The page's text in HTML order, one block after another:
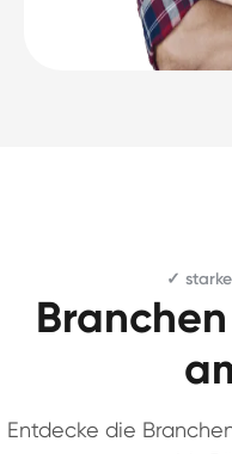
✓
Entdecke die